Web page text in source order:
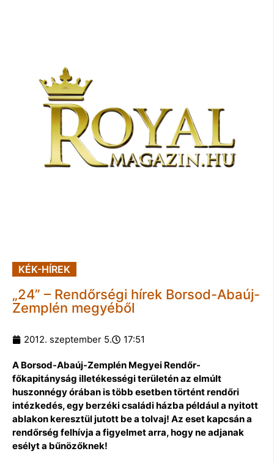
KÉK-HÍREK
„24” – Rendőrségi hírek Borsod-Abaúj-
Zemplén megyéből
2012. szeptember 5. 17:51
A Borsod-Abaúj-Zemplén Megyei Rendőr-
főkapitányság illetékességi területén az elmúlt
huszonnégy órában is több esetben történt rendőri
intézkedés, egy berzéki családi házba például a nyitott
ablakon keresztül jutott be a tolvaj! Az eset kapcsán a
rendőrség felhívja a figyelmet arra, hogy ne adjanak
esélyt a bűnözőknek!